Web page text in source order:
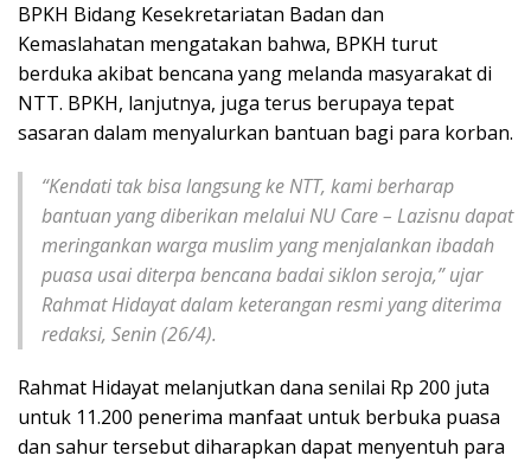
BPKH Bidang Kesekretariatan Badan dan
Kemaslahatan mengatakan bahwa, BPKH turut
berduka akibat bencana yang melanda masyarakat di
NTT. BPKH, lanjutnya, juga terus berupaya tepat
sasaran dalam menyalurkan bantuan bagi para korban.
“Kendati tak bisa langsung ke NTT, kami berharap
bantuan yang diberikan melalui NU Care – Lazisnu dapat
meringankan warga muslim yang menjalankan ibadah
puasa usai diterpa bencana badai siklon seroja,” ujar
Rahmat Hidayat dalam keterangan resmi yang diterima
redaksi, Senin (26/4).
Rahmat Hidayat melanjutkan dana senilai Rp 200 juta
untuk 11.200 penerima manfaat untuk berbuka puasa
dan sahur tersebut diharapkan dapat menyentuh para